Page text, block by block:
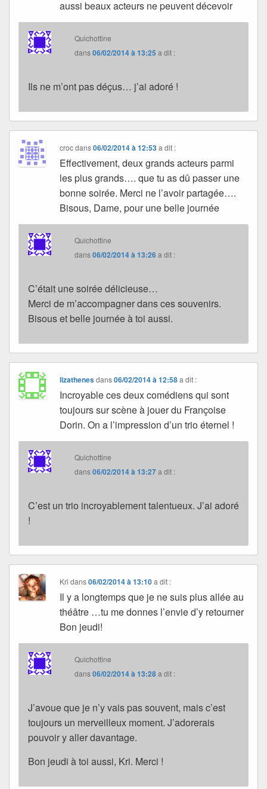
aussi beaux acteurs ne peuvent décevoir
Quichottine
dans06/02/2014 à 13:25 a dit :
Ils ne m’ont pas déçus… j’ai adoré !
crocdans06/02/2014 à 12:53 a dit :
Effectivement, deux grands acteurs parmi
les plus grands…. que tu as dû passer une
bonne soirée. Merci ne l’avoir partagée….
Bisous, Dame, pour une belle journée
Quichottine
dans06/02/2014 à 13:26a dit :
C’était une soirée délicieuse…
Merci de m’accompagner dans ces souvenirs.
Bisous et belle journée à toi aussi.
lizathenesdans06/02/2014 à 12:58 a dit :
Incroyable ces deux comédiens qui sont
toujours sur scène à jouer du Françoise
Dorin. On a l’impression d’un trio éternel !
Quichottine
dans06/02/2014 à 13:27a dit :
C’est un trio incroyablement talentueux. J’ai adoré
!
Kri dans06/02/2014 à 13:10 a dit :
Il y a longtemps que je ne suis plus allée au
théâtre …tu me donnes l’envie d’y retourner
Bon jeudi!
Quichottine
dans06/02/2014 à 13:28a dit :
J’avoue que je n’y vais pas souvent, mais c’est
toujours un merveilleux moment. J’adorerais
pouvoir y aller davantage.
Bon jeudi à toi aussi, Kri. Merci !